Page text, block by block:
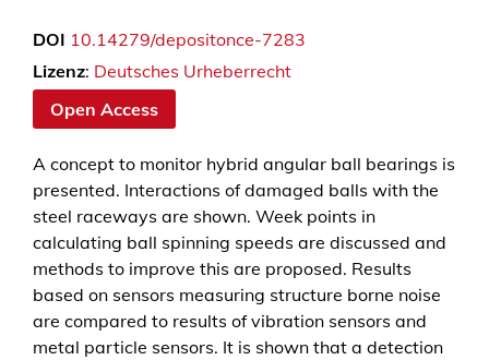
r
w
u
n
g
h
y
b
r
DOI 10.14279/depositonce-7283
Lizenz: Deutsches Urheberrecht
Open Access
A concept to monitor hybrid angular ball bearings is
presented. Interactions of damaged balls with the
steel raceways are shown. Week points in
calculating ball spinning speeds are discussed and
methods to improve this are proposed. Results
based on sensors measuring structure borne noise
are compared to results of vibration sensors and
metal particle sensors. It is shown that a detection